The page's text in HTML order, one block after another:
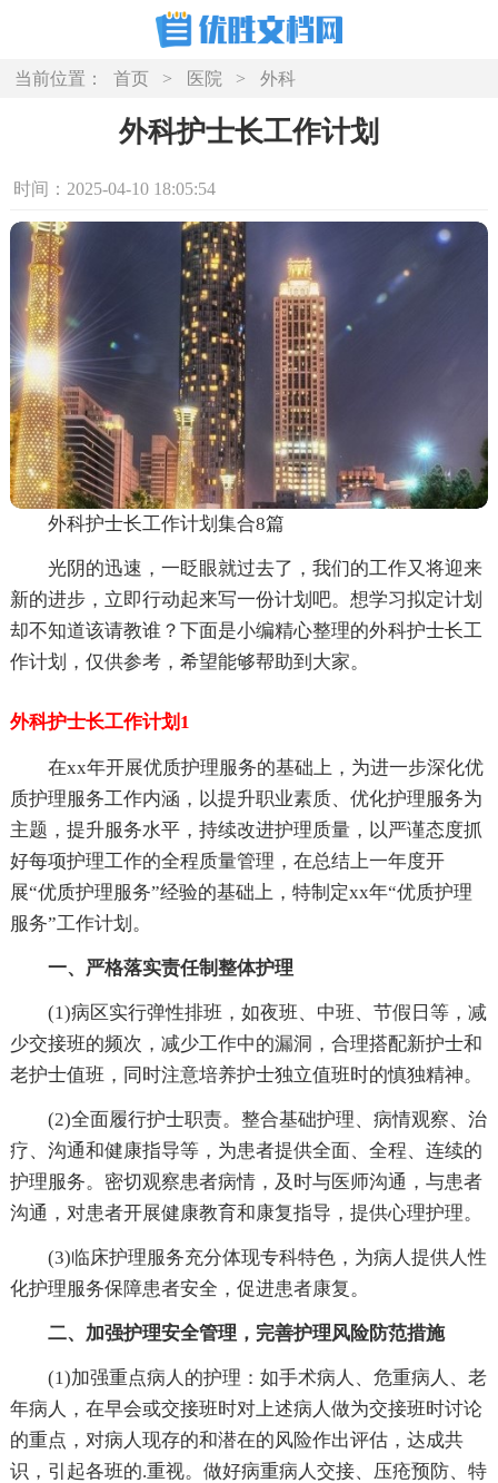
当前位置： 首页 > 医院 > 外科
外科护士长工作计划
时间：2025-04-10 18:05:54
外科护士长工作计划集合8篇
光阴的迅速，一眨眼就过去了，我们的工作又将迎来
新的进步，立即行动起来写一份计划吧。想学习拟定计划
却不知道该请教谁？下面是小编精心整理的外科护士长工
作计划，仅供参考，希望能够帮助到大家。
外科护士长工作计划1
在xx年开展优质护理服务的基础上，为进一步深化优
质护理服务工作内涵，以提升职业素质、优化护理服务为
主题，提升服务水平，持续改进护理质量，以严谨态度抓
好每项护理工作的全程质量管理，在总结上一年度开
展“优质护理服务”经验的基础上，特制定xx年“优质护理
服务”工作计划。
一、严格落实责任制整体护理
(1)病区实行弹性排班，如夜班、中班、节假日等，减
少交接班的频次，减少工作中的漏洞，合理搭配新护士和
老护士值班，同时注意培养护士独立值班时的慎独精神。
(2)全面履行护士职责。整合基础护理、病情观察、治
疗、沟通和健康指导等，为患者提供全面、全程、连续的
护理服务。密切观察患者病情，及时与医师沟通，与患者
沟通，对患者开展健康教育和康复指导，提供心理护理。
(3)临床护理服务充分体现专科特色，为病人提供人性
化护理服务保障患者安全，促进患者康复。
二、加强护理安全管理，完善护理风险防范措施
(1)加强重点病人的护理：如手术病人、危重病人、老
年病人，在早会或交接班时对上述病人做为交接班时讨论
的重点，对病人现存的和潜在的风险作出评估，达成共
识，引起各班的.重视。做好病重病人交接、压疮预防、特